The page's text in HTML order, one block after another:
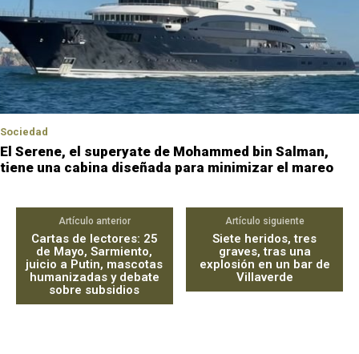
Sociedad
El Serene, el superyate de Mohammed bin Salman,
tiene una cabina diseñada para minimizar el mareo
Artículo anterior
Cartas de lectores: 25
de Mayo, Sarmiento,
juicio a Putin, mascotas
humanizadas y debate
sobre subsidios
Artículo siguiente
Siete heridos, tres
graves, tras una
explosión en un bar de
Villaverde